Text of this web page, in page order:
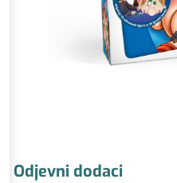
Odjevni dodaci